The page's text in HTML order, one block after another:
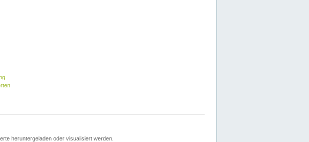
heruntergeladen oder visualisiert werden.